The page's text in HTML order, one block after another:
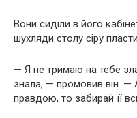
Вони сиділи в його
шухляди столу сіру
— Я не тримаю на тебе
знала, — промовив він.
правдою, то забирай її